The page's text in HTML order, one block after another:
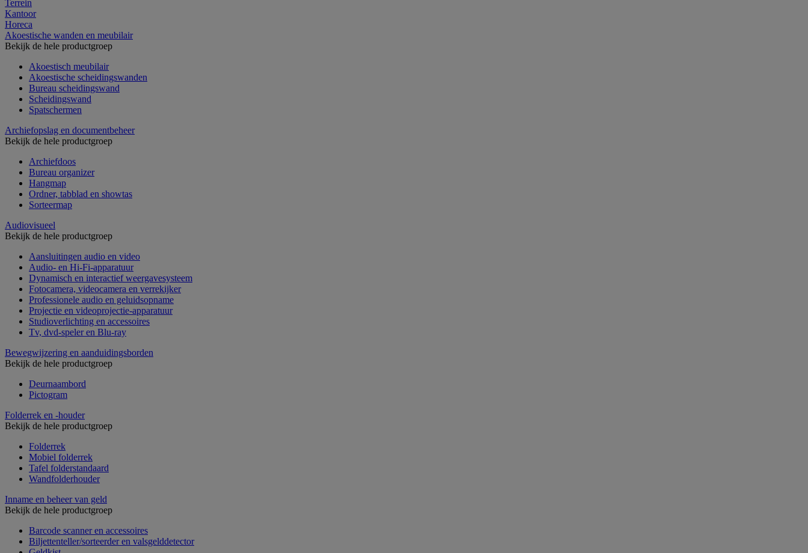
Terrein
Kantoor
Horeca
Akoestische wanden en meubilair
Bekijk de hele productgroep
Akoestisch meubilair
Akoestische scheidingswanden
Bureau scheidingswand
Scheidingswand
Spatschermen
Archiefopslag en documentbeheer
Bekijk de hele productgroep
Archiefdoos
Bureau organizer
Hangmap
Ordner, tabblad en showtas
Sorteermap
Audiovisueel
Bekijk de hele productgroep
Aansluitingen audio en video
Audio- en Hi-Fi-apparatuur
Dynamisch en interactief weergavesysteem
Fotocamera, videocamera en verrekijker
Professionele audio en geluidsopname
Projectie en videoprojectie-apparatuur
Studioverlichting en accessoires
Tv, dvd-speler en Blu-ray
Bewegwijzering en aanduidingsborden
Bekijk de hele productgroep
Deurnaambord
Pictogram
Folderrek en -houder
Bekijk de hele productgroep
Folderrek
Mobiel folderrek
Tafel folderstandaard
Wandfolderhouder
Inname en beheer van geld
Bekijk de hele productgroep
Barcode scanner en accessoires
Biljettenteller/sorteerder en valsgelddetector